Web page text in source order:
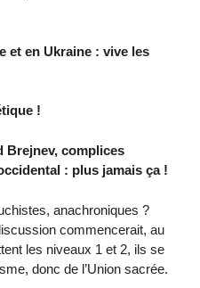
et en Ukraine : vive les
!
Brejnev, complices
: plus jamais ça !
anachroniques ?
commencerait, au
les niveaux 1 et 2, ils se
donc de l’Union sacrée.